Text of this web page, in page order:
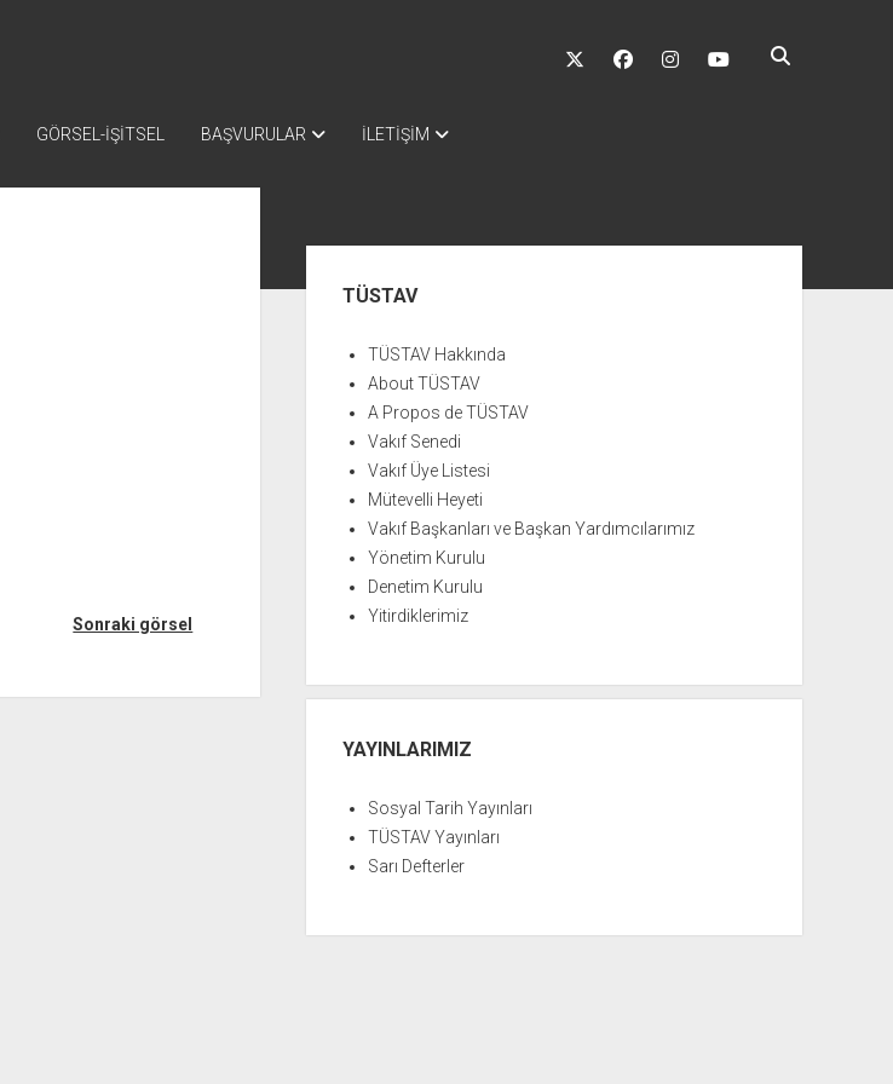
twitter facebookinstagramyoutube
GÖRSEL-İŞİTSEL BAŞVURULAR İLETİŞİM
Sonraki görsel
MenüTÜSTAV
TÜSTAV Hakkında
About TÜSTAV
A Propos de TÜSTAV
Vakıf Senedi
Vakıf Üye Listesi
Mütevelli Heyeti
Vakıf Başkanları ve Başkan Yardımcılarımız
Yönetim Kurulu
Denetim Kurulu
Yitirdiklerimiz
YAYINLARIMIZ
Sosyal Tarih Yayınları
TÜSTAV Yayınları
Sarı Defterler